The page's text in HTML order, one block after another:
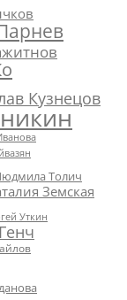
Кузнецов
Толич
Земская
Уткин